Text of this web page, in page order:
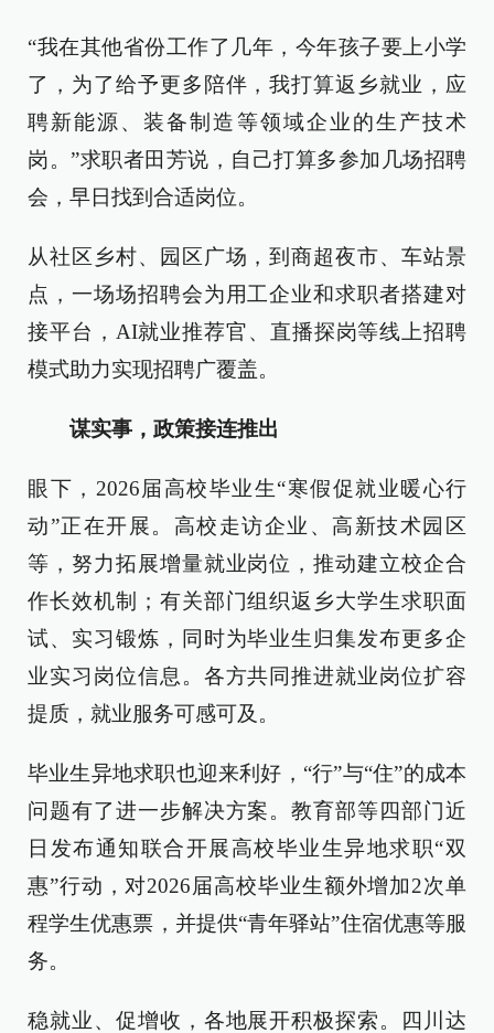
“我在其他省份工作了几年，今年孩子要上小学
了，为了给予更多陪伴，我打算返乡就业，应
聘新能源、装备制造等领域企业的生产技术
岗。”求职者田芳说，自己打算多参加几场招聘
会，早日找到合适岗位。
从社区乡村、园区广场，到商超夜市、车站景
点，一场场招聘会为用工企业和求职者搭建对
接平台，AI就业推荐官、直播探岗等线上招聘
模式助力实现招聘广覆盖。
谋实事，政策接连推出
眼下，2026届高校毕业生“寒假促就业暖心行
动”正在开展。高校走访企业、高新技术园区
等，努力拓展增量就业岗位，推动建立校企合
作长效机制；有关部门组织返乡大学生求职面
试、实习锻炼，同时为毕业生归集发布更多企
业实习岗位信息。各方共同推进就业岗位扩容
提质，就业服务可感可及。
毕业生异地求职也迎来利好，“行”与“住”的成本
问题有了进一步解决方案。教育部等四部门近
日发布通知联合开展高校毕业生异地求职“双
惠”行动，对2026届高校毕业生额外增加2次单
程学生优惠票，并提供“青年驿站”住宿优惠等服
务。
稳就业、促增收，各地展开积极探索。四川达